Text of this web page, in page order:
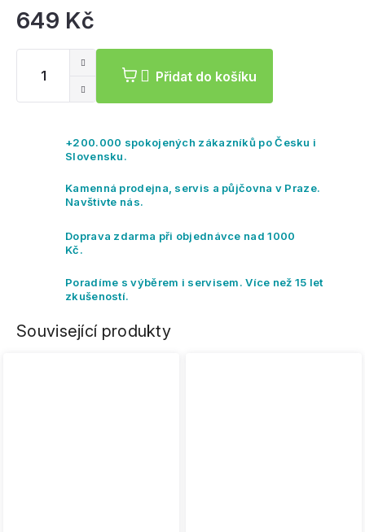
649 Kč
Přidat do košíku
+200.000 spokojených zákazníků po Česku i
Slovensku.
Kamenná prodejna, servis a půjčovna v Praze.
Navštivte nás.
Doprava zdarma při objednávce nad 1000
Kč.
Poradíme s výběrem i servisem. Více než 15 let
zkušeností.
Související produkty